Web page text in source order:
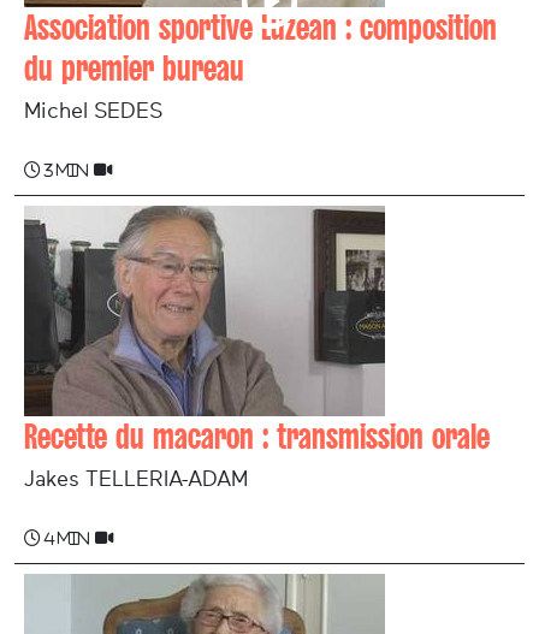
Association sportive Luzean : composition
du premier bureau
Michel SEDES
3 min
Recette du macaron : transmission orale
Jakes TELLERIA-ADAM
4 min